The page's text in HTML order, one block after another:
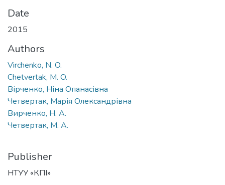
Date
2015
Authors
Virchenko, N. O.
Chetvertak, M. O.
Вірченко, Ніна Опанасівна
Четвертак, Марія Олександрівна
Вирченко, Н. А.
Четвертак, М. А.
Publisher
НТУУ «КПІ»